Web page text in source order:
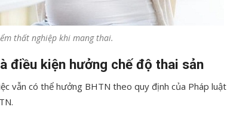
thất nghiệp khi mang thai.
điều kiện hưởng chế độ thai sản
vẫn có thể hưởng BHTN theo quy định của Pháp luật